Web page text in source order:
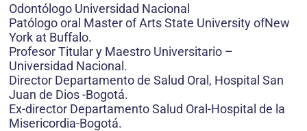
Odontólogo Universidad Nacional
Patólogo oral Master of Arts State University ofNew
York at Buffalo.
Profesor Titular y Maestro Universitario –
Universidad Nacional.
Director Departamento de Salud Oral, Hospital San
Juan de Dios -Bogotá.
Ex-director Departamento Salud Oral-Hospital de la
Misericordia-Bogotá.